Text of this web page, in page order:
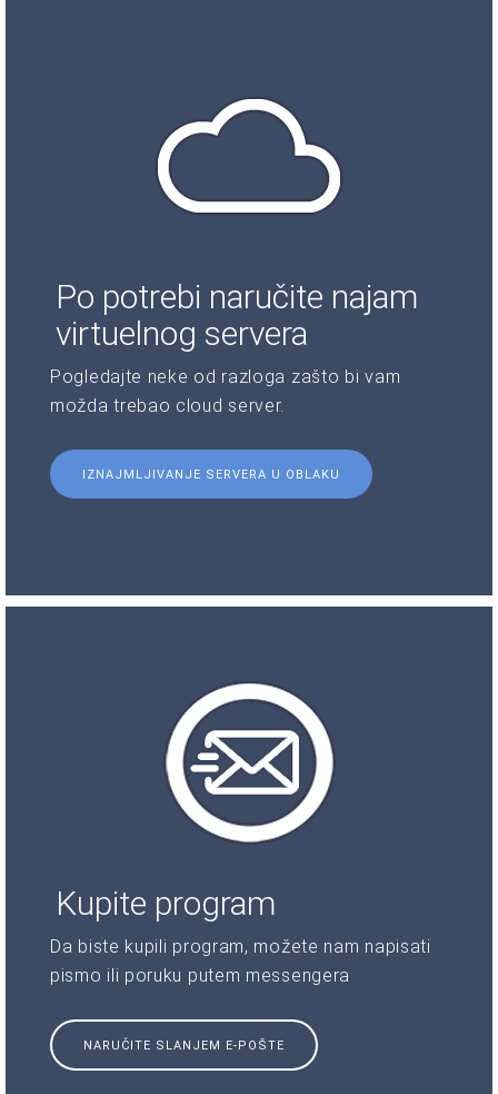
Po potrebi naručite najam
virtuelnog servera
Pogledajte neke od razloga zašto bi vam
možda trebao cloud server.
IZNAJMLJIVANJE SERVERA U OBLAKU
Kupite program
Da biste kupili program, možete nam napisati
pismo ili poruku putem messengera
NARUČITE SLANJEM E-POŠTE